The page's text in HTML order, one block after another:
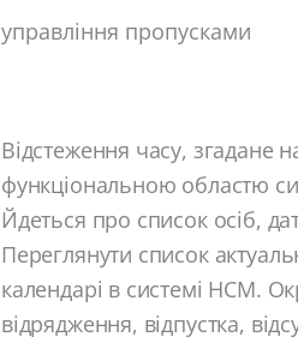
управління пропусками
Відстеження часу, згадане
функціональною областю
Йдеться про список осіб,
Переглянути список
календарі в системі HCM.
відрядження, відпустка,